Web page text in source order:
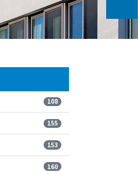
108
155
153
160